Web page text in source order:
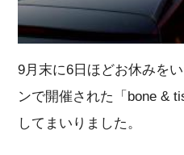
9月末に6日ほどお休みを
ンで開催された「bone &
してまいりました。